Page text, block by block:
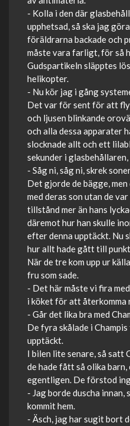
- Kolla i den där
upphetsad, så ska jag
föräldrarna backade och
måste vara farligt, för så
Gudspartikeln släpptes
helikopter.
- Nu kör jag i gång
Det var för sent för att fly
och ljusen blinkande
och alla dessa apparater
slocknade allt och ett
sekunder i
- Såg ni, såg ni, skrek
Det gjorde de bägge,
med deras son utan de
tillstånd mer än hans
däremot hur han skulle
efter denna upptäckt. Nu
hur allt hade gått till
När de tre kom upp ur
fru som sade.
- Det här måste vi fira
i köket för att återkomma
- Går det lika bra med
De fyra skålade i
upptäckt.
I bilen lite senare, så satt
de hade fått så olika
egentligen. De förstod
- Jag borde duscha innan,
kommit hem.
- Äsch, jag har sugit bort